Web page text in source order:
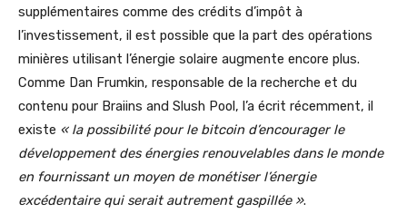
supplémentaires comme des crédits d’impôt à
l’investissement, il est possible que la part des opérations
minières utilisant l’énergie solaire augmente encore plus.
Comme Dan Frumkin, responsable de la recherche et du
contenu pour Braiins and Slush Pool, l’a écrit récemment, il
existe « la possibilité pour le bitcoin d’encourager le
développement des énergies renouvelables dans le monde
en fournissant un moyen de monétiser l’énergie
excédentaire qui serait autrement gaspillée ».